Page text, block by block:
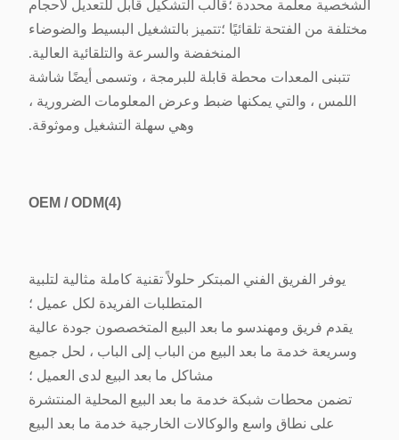
الشخصية معلمة محددة ؛قالب التشكيل قابل للتعديل لأحجام
مختلفة من الفتحة تلقائيًا ؛تتميز بالتشغيل البسيط والضوضاء
المنخفضة والسرعة والتلقائية العالية.
تتبنى المعدات محطة قابلة للبرمجة ، وتسمى أيضًا شاشة
اللمس ، والتي يمكنها ضبط وعرض المعلومات الضرورية ،
وهي سهلة التشغيل وموثوقة.
(4)
OEM / ODM
يوفر الفريق الفني المبتكر حلولاً تقنية كاملة مثالية لتلبية
المتطلبات الفريدة لكل عميل ؛
يقدم فريق ومهندسو ما بعد البيع المتخصصون جودة عالية
وسريعة خدمة ما بعد البيع من الباب إلى الباب ، لحل جميع
مشاكل ما بعد البيع لدى العميل ؛
تضمن محطات شبكة خدمة ما بعد البيع المحلية المنتشرة
على نطاق واسع والوكالات الخارجية خدمة ما بعد البيع